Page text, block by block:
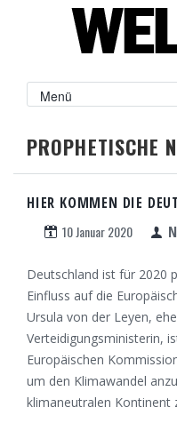
PROPHETISCHE
HIER KOMMEN DIE
10 Januar 2020
Deutschland ist für 2020
Einfluss auf die
Ursula von der Leyen,
Verteidigungsministerin,
Europäischen
um den Klimawandel
klimaneutralen Kontinent